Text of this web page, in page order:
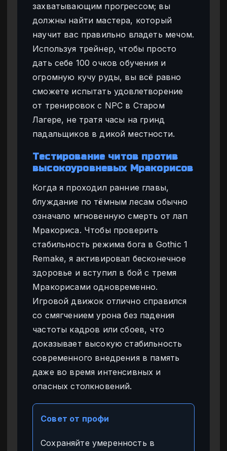
захватывающим прогрессом; вы
должны найти мастера, который
научит вас правильно владеть мечом.
Используя трейнер, чтобы просто
дать себе 100 очков обучения и
огромную кучу руды, вы всё равно
сможете испытать удовлетворение
от тренировок с NPC в Старом
Лагере, не тратя часы на гринд
падальщиков в дикой местности.
Тестирование читов против
высокоуровневых Мракорисов
Когда я проходил ранние главы,
блуждание по тёмным лесам обычно
означало мгновенную смерть от лап
Мракориса. Чтобы проверить
стабильность режима бога в Gothic 1
Remake, я активировал бесконечное
здоровье и вступил в бой с тремя
Мракорисами одновременно.
Игровой движок отлично справился
со смягчением урона без падения
частоты кадров или сбоев, что
доказывает высокую стабильность
современного внедрения в память
даже во время интенсивных и
опасных столкновений.
Совет от профи
Сохраняйте умеренность в